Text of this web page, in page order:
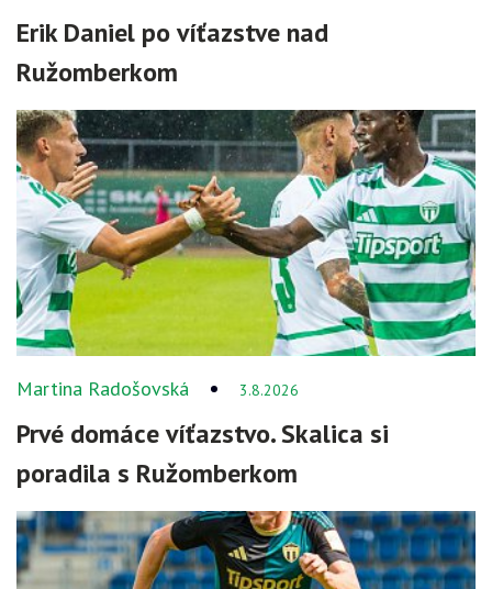
Erik Daniel po víťazstve nad
Ružomberkom
Martina Radošovská 3.8.2026
Prvé domáce víťazstvo. Skalica si
poradila s Ružomberkom